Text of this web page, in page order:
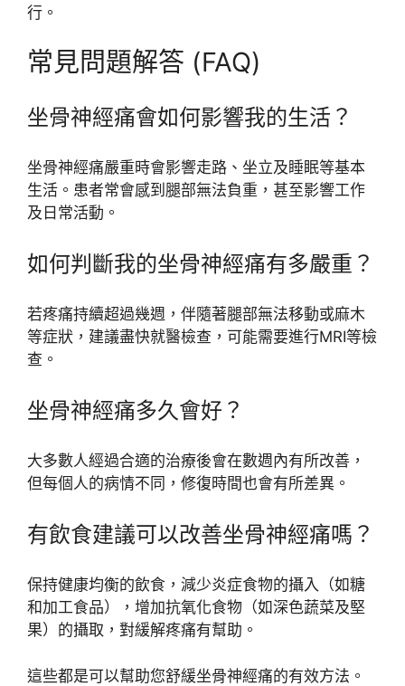
行。
常見問題解答 (FAQ)
坐骨神經痛會如何影響我的生活？
坐骨神經痛嚴重時會影響走路、坐立及睡眠等基本
生活。患者常會感到腿部無法負重，甚至影響工作
及日常活動。
如何判斷我的坐骨神經痛有多嚴重？
若疼痛持續超過幾週，伴隨著腿部無法移動或麻木
等症狀，建議盡快就醫檢查，可能需要進行MRI等檢
查。
坐骨神經痛多久會好？
大多數人經過合適的治療後會在數週內有所改善，
但每個人的病情不同，修復時間也會有所差異。
有飲食建議可以改善坐骨神經痛嗎？
保持健康均衡的飲食，減少炎症食物的攝入（如糖
和加工食品），增加抗氧化食物（如深色蔬菜及堅
果）的攝取，對緩解疼痛有幫助。
這些都是可以幫助您舒緩坐骨神經痛的有效方法。